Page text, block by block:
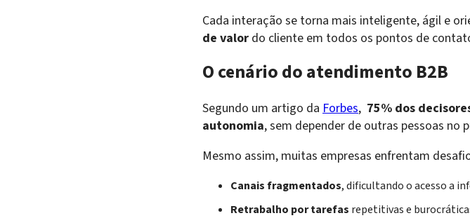
Cada interação se torna mais inteligente, ágil e
de valor do cliente em todos os pontos de
O cenário do atendimento B2B
Segundo um artigo da Forbes, 75% dos
autonomia, sem depender de outras pessoas no
Mesmo assim, muitas empresas enfrentam
Canais fragmentados, dificultando o acesso a
Retrabalho por tarefas repetitivas e